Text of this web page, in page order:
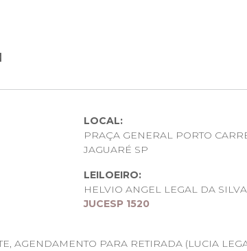
LOCAL:
PRAÇA GENERAL PORTO
JAGUARÉ SP
LEILOEIRO:
HELVIO ANGEL LEGAL DA
JUCESP 1520
AGENDAMENTO PARA RETIRADA (LUCIA